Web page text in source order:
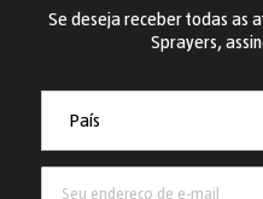
Se deseja receber todas as
Sprayers,
País